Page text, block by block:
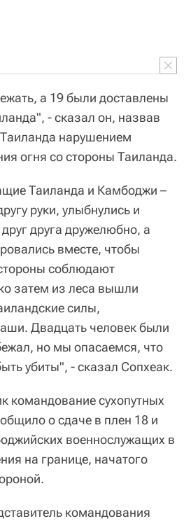
а 19 были доставлены
- сказал он, назвав
нарушением
огня со стороны Таиланда.
Таиланда и Камбоджи –
руки, улыбнулись и
друга дружелюбно, а
вместе, чтобы
соблюдают
затем из леса вышли
силы,
Двадцать человек были
но мы опасаемся, что
убиты", - сказал Сопхеак.
командование сухопутных
о сдаче в плен 18 и
военнослужащих в
на границе, начатого
командования